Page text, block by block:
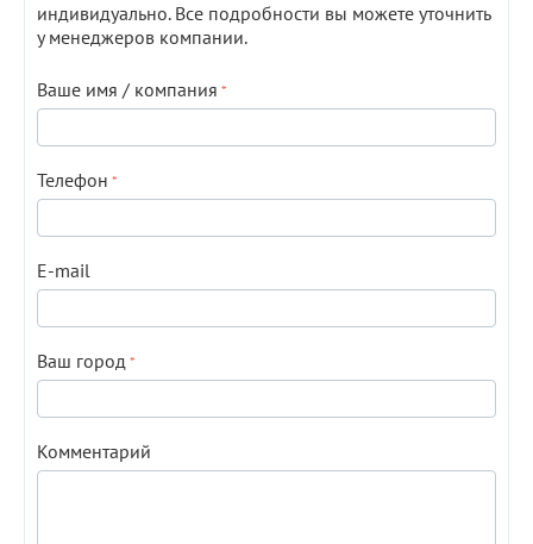
индивидуально. Все подробности вы можете уточнить
у менеджеров компании.
Ваше имя / компания
Телефон
E-mail
Ваш город
Комментарий